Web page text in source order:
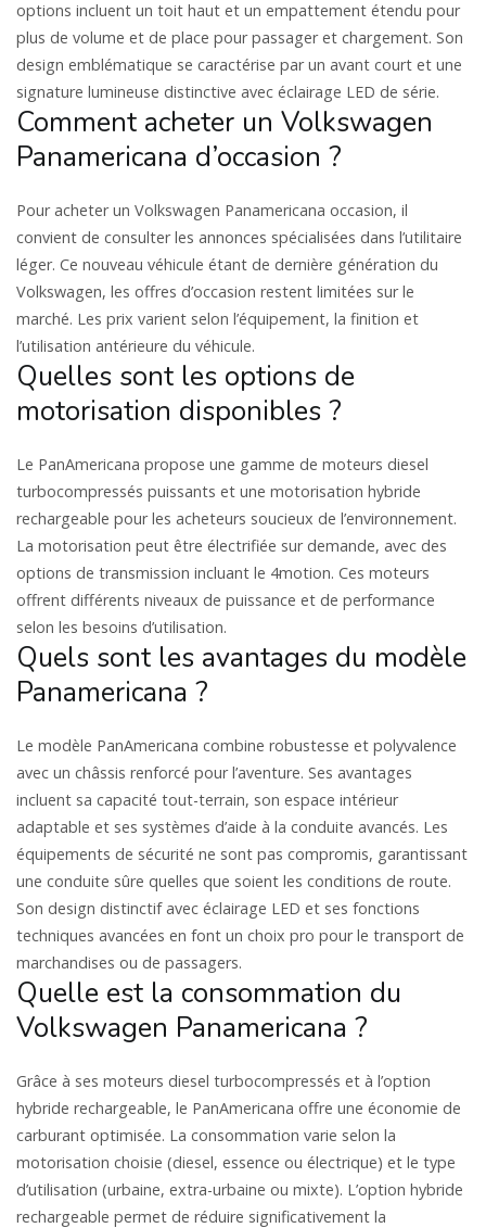
options incluent un toit haut et un empattement étendu pour
plus de volume et de place pour passager et chargement. Son
design emblématique se caractérise par un avant court et une
signature lumineuse distinctive avec éclairage LED de série.
Comment acheter un Volkswagen
Panamericana d’occasion ?
Pour acheter un Volkswagen Panamericana occasion, il
convient de consulter les annonces spécialisées dans l’utilitaire
léger. Ce nouveau véhicule étant de dernière génération du
Volkswagen, les offres d’occasion restent limitées sur le
marché. Les prix varient selon l’équipement, la finition et
l’utilisation antérieure du véhicule.
Quelles sont les options de
motorisation disponibles ?
Le PanAmericana propose une gamme de moteurs diesel
turbocompressés puissants et une motorisation hybride
rechargeable pour les acheteurs soucieux de l’environnement.
La motorisation peut être électrifiée sur demande, avec des
options de transmission incluant le 4motion. Ces moteurs
offrent différents niveaux de puissance et de performance
selon les besoins d’utilisation.
Quels sont les avantages du modèle
Panamericana ?
Le modèle PanAmericana combine robustesse et polyvalence
avec un châssis renforcé pour l’aventure. Ses avantages
incluent sa capacité tout-terrain, son espace intérieur
adaptable et ses systèmes d’aide à la conduite avancés. Les
équipements de sécurité ne sont pas compromis, garantissant
une conduite sûre quelles que soient les conditions de route.
Son design distinctif avec éclairage LED et ses fonctions
techniques avancées en font un choix pro pour le transport de
marchandises ou de passagers.
Quelle est la consommation du
Volkswagen Panamericana ?
Grâce à ses moteurs diesel turbocompressés et à l’option
hybride rechargeable, le PanAmericana offre une économie de
carburant optimisée. La consommation varie selon la
motorisation choisie (diesel, essence ou électrique) et le type
d’utilisation (urbaine, extra-urbaine ou mixte). L’option hybride
rechargeable permet de réduire significativement la